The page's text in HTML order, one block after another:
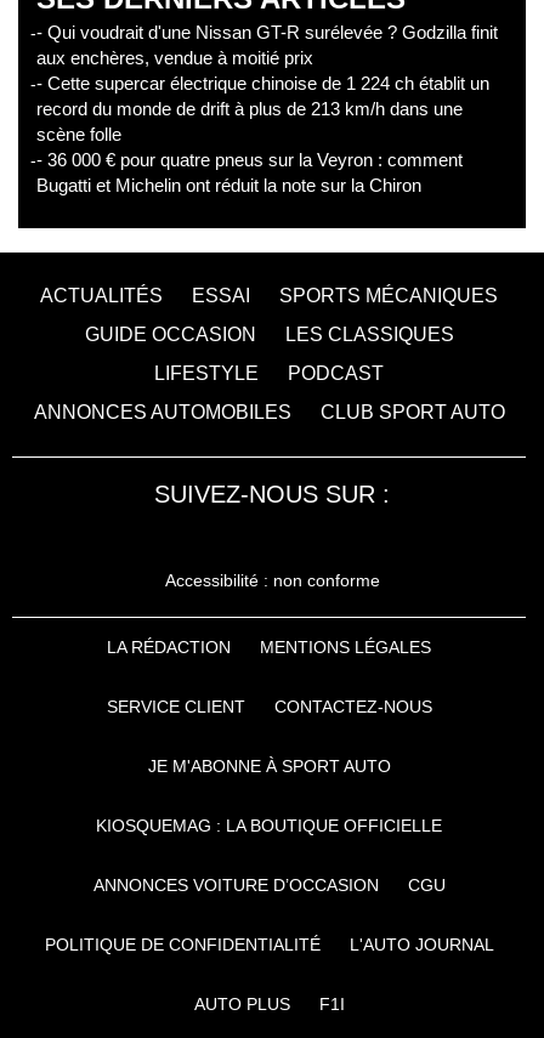
- Qui voudrait d'une Nissan GT-R surélevée ? Godzilla finit
aux enchères, vendue à moitié prix
- Cette supercar électrique chinoise de 1 224 ch établit un
record du monde de drift à plus de 213 km/h dans une
scène folle
- 36 000 € pour quatre pneus sur la Veyron : comment
Bugatti et Michelin ont réduit la note sur la Chiron
ACTUALITÉS ESSAI
SPORTS MÉCANIQUES
GUIDE OCCASION
LES CLASSIQUES
LIFESTYLE
PODCAST
ANNONCES AUTOMOBILES
CLUB SPORT AUTO
SUIVEZ-NOUS SUR :
Accessibilité : non conforme
LA RÉDACTION MENTIONS LÉGALES
SERVICE CLIENT CONTACTEZ-NOUS
JE M'ABONNE À SPORT AUTO
KIOSQUEMAG : LA BOUTIQUE OFFICIELLE
ANNONCES VOITURE D’OCCASION CGU
POLITIQUE DE CONFIDENTIALITÉ L'AUTO JOURNAL
AUTO PLUS F1I